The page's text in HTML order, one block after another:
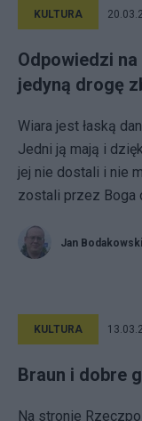
KULTURA
Odpowiedzi
jedyną drogę
Wiara jest łaską
Jedni ją mają i
jej nie dostali i nie
zostali przez Boga
Jan Bodakowski
KULTURA
Braun i dobre
Na stronie